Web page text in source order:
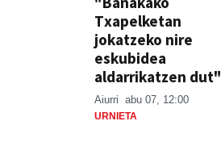
Txapelketan
jokatzeko nire
eskubidea
aldarrikatzen dut"
Aiurri abu 07, 12:00
URNIETA